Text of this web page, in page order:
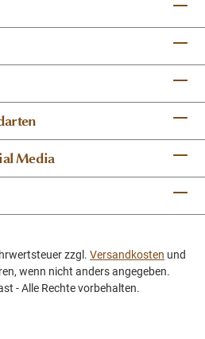
Media
zzgl. Versandkosten und
wenn nicht anders angegeben.
- Alle Rechte vorbehalten.